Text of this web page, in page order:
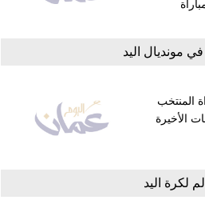
مونديال اليد
المنتخب
الأخيرة